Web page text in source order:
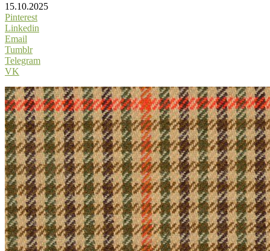
15.10.2025
Pinterest
Linkedin
Email
Tumblr
Telegram
VK